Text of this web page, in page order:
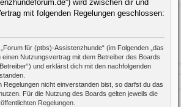
wird zwischen dir und
mit folgenden Regelungen geschlossen:
für (ptbs)-Assistenzhunde“ (im Folgenden „das
einen Nutzungsvertrag mit dem Betreiber des Boards
und erklärst dich mit den nachfolgenden
Regelungen nicht einverstanden bist, so darfst du das
Für die Nutzung des Boards gelten jeweils die
Regelungen.